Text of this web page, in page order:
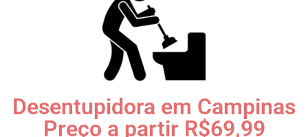
Desentupidora em Campinas
Preço a partir R$69,99